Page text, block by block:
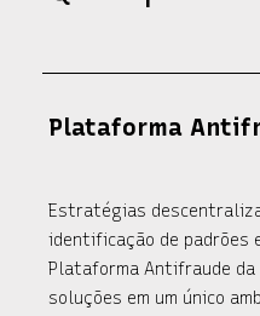
Plataforma
Estratégias
identificação de padrões
Plataforma Antifraude da
soluções em um único